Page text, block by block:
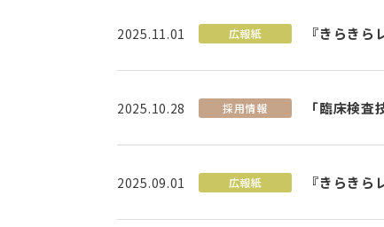
2025.11.01 広報紙 『きらき
2025.10.28 採用情報 「臨床検
2025.09.01 広報紙 『きらき